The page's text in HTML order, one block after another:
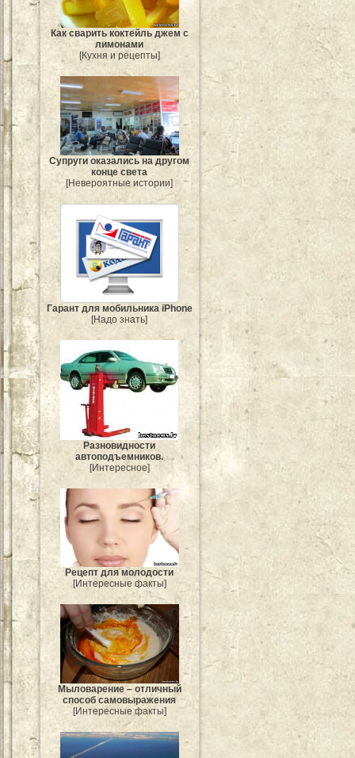
Как сварить коктейль джем с
лимонами
[Кухня и рецепты]
Супруги оказались на другом
конце света
[Невероятные истории]
Гарант для мобильника iPhone
[Надо знать]
Разновидности
автоподъемников.
[Интересное]
Рецепт для молодости
[Интересные факты]
Мыловарение – отличный
способ самовыражения
[Интересные факты]